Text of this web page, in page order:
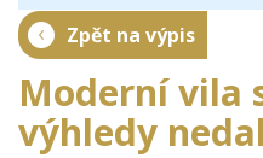
Zpět na výpis
Moderní vila
výhledy